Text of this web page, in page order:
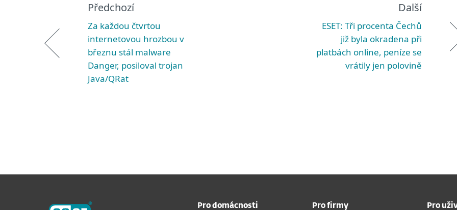
Předchozí
Za každou čtvrtou
internetovou hrozbou v
březnu stál malware
Danger, posiloval trojan
Java/QRat
Další
ESET: Tři procenta Čechů
již byla okradena při
platbách online, peníze se
vrátily jen polovině
Pro domácnosti Pro firmy Pro